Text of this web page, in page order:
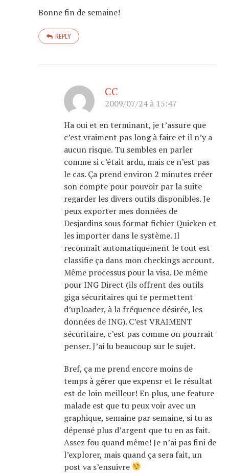
Bonne fin de semaine!
REPLY
CC
2009/07/24 à 15:47
Ha oui et en terminant, je t’assure que
c’est vraiment pas long à faire et il n’y a
aucun risque. Tu sembles en parler
comme si c’était ardu, mais ce n’est pas
le cas. Ça prend environ 2 minutes créer
son compte pour pouvoir par la suite
regarder les divers outils disponibles. Je
peux exporter mes données de
Desjardins sous format fichier Quicken et
les importer dans le système. Il
reconnaît automatiquement le tout est
classifie ça dans mon checkings account.
Même processus pour la visa. De même
pour ING Direct (ils offrent des outils
giga sécuritaires qui te permettent
d’uploader, à la fréquence désirée, les
données de ING). C’est VRAIMENT
sécuritaire, c’est pas comme on pourrait
penser. J’ai lu beaucoup sur le sujet.
Bref, ça me prend encore moins de
temps à gérer que expensr et le résultat
est de loin meilleur! En plus, une feature
malade est que tu peux voir avec un
graphique, semaine par semaine, si tu as
dépensé plus d’argent que tu en as fait.
Assez fou quand même! Je n’ai pas fini de
l’explorer, mais quand ça sera fait, un
post va s’ensuivre